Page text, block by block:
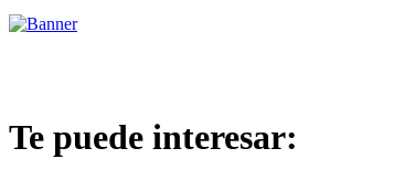
Te puede interesar: